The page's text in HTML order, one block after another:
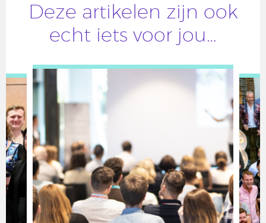
Deze artikelen zijn ook
echt iets voor jou…